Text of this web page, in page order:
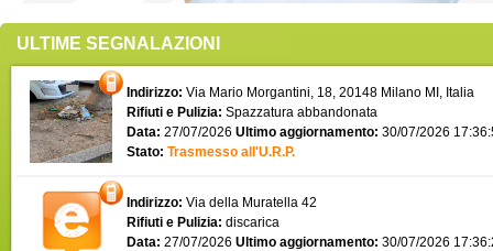
ULTIME SEGNALAZIONI
Indirizzo: Via Mario Morgantini, 18, 20148 Milano MI, Italia
Rifiuti e Pulizia: Spazzatura abbandonata
Data: 27/07/2026 Ultimo aggiornamento: 30/07/2026
Stato: Trasmesso all'U.R.P.
Indirizzo: Via della Muratella 42
Rifiuti e Pulizia: discarica
Data: 27/07/2026 Ultimo aggiornamento: 30/07/2026